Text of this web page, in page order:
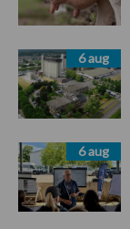
6 aug
6 aug